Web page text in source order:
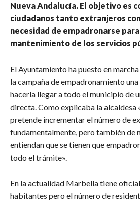
Nueva Andalucía. El objetivo es
ciudadanos tanto extranjeros
necesidad de empadronarse
mantenimiento de los servicios
El Ayuntamiento ha puesto en
la campaña de empadronamiento
hacerla llegar a todo el municipio de
directa. Como explicaba la alcaldesa
pretende incrementar el número de
fundamentalmente, pero también de
entiendan que se tienen que
todo el trámite».
En la actualidad Marbella tiene
habitantes pero el número de